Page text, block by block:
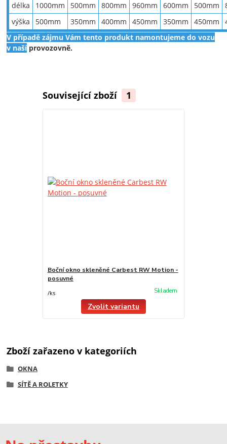
délka
1000mm 500mm 800mm 960mm 600mm 500mm
výška
500mm 350mm 400mm 450mm 350mm 450mm
V případě zájmu Vám tento produkt namontujeme do vozu
v naší provozovně.
Související zboží 1
Boční okno skleněné Carbest RW Motion -
posuvné
/ks Skladem
Zvolit variantu
Zboží zařazeno v kategoriích
OKNA
SÍTĚ A ROLETKY